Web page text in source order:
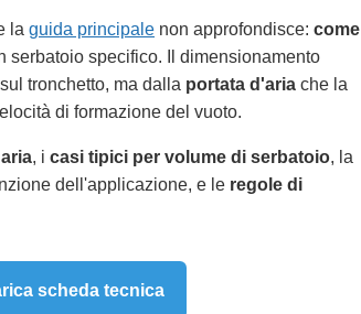
la guida principale non approfondisce: come
serbatoio specifico. Il dimensionamento
tronchetto, ma dalla portata d'aria che la
di formazione del vuoto.
, i casi tipici per volume di serbatoio, la
dell'applicazione, e le regole di
scheda tecnica